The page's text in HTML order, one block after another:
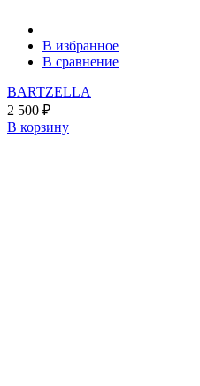
В избранное
В сравнение
BARTZELLA
2 500 ₽
В корзину